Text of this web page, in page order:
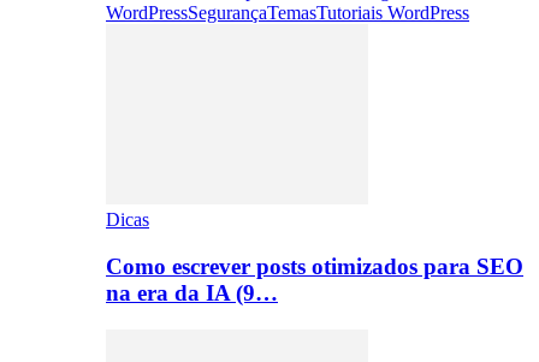
WordPressSegurançaTemasTutoriais WordPress
Dicas
Como escrever posts otimizados para SEO
na era da IA (9…